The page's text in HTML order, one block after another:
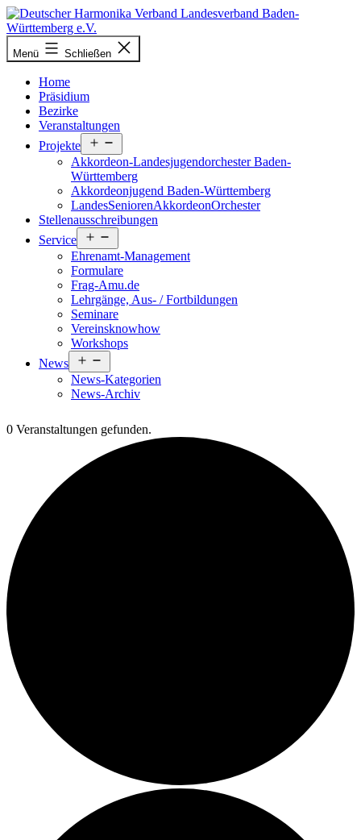
Zum
Inhalt
springen
Deutscher
Harmonika-
Menü Schließen
Home
Präsidium
Bezirke
Veranstaltungen
Projekte
öffnen
Akkordeon-Landesjugendorchester Baden-
Württemberg
Akkordeonjugend Baden-Württemberg
LandesSeniorenAkkordeonOrchester
Stellenausschreibungen
Service
öffnen
Ehrenamt-Management
Formulare
Frag-Amu.de
Lehrgänge, Aus- / Fortbildungen
Seminare
Vereinsknowhow
Workshops
News
öffnen
News-Kategorien
News-Archiv
0 Veranstaltungen gefunden.